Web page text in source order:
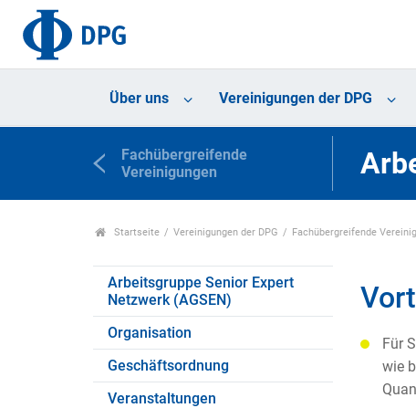
Über uns Vereinigungen der DPG
Fachübergreifende
Vereinigungen
Startseite Vereinigungen der DPG Fachübergreifende
Arbeitsgruppe Senior Expert
Netzwerk (AGSEN)
Organisation
Geschäftsordnung
Veranstaltungen
Für
wie